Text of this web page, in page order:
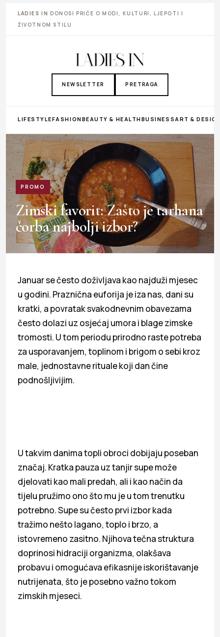
LADIES IN DONOSI PRIČE O MODI, KULTURI, LJEPOTI I
ŽIVOTNOM STILU
NEWSLETTER PRETRAGA
LIFESTYLEFASHIONBEAUTY & HEALTHBUSINESS ART &
PROMO
Zimski favorit: Zašto je tarhana
čorba najbolji izbor?
Januar se često doživljava kao najduži mjesec
u godini. Praznična euforija je iza nas, dani su
kratki, a povratak svakodnevnim obavezama
često dolazi uz osjećaj umora i blage zimske
tromosti. U tom periodu prirodno raste potreba
za usporavanjem, toplinom i brigom o sebi kroz
male, jednostavne rituale koji dan čine
podnošljivijim.
U takvim danima topli obroci dobijaju poseban
značaj. Kratka pauza uz tanjir supe može
djelovati kao mali predah, ali i kao način da
tijelu pružimo ono što mu je u tom trenutku
potrebno. Supe su često prvi izbor kada
tražimo nešto lagano, toplo i brzo, a
istovremeno zasitno. Njihova tečna struktura
doprinosi hidraciji organizma, olakšava
probavu i omogućava efikasnije iskorištavanje
nutrijenata, što je posebno važno tokom
zimskih mjeseci.